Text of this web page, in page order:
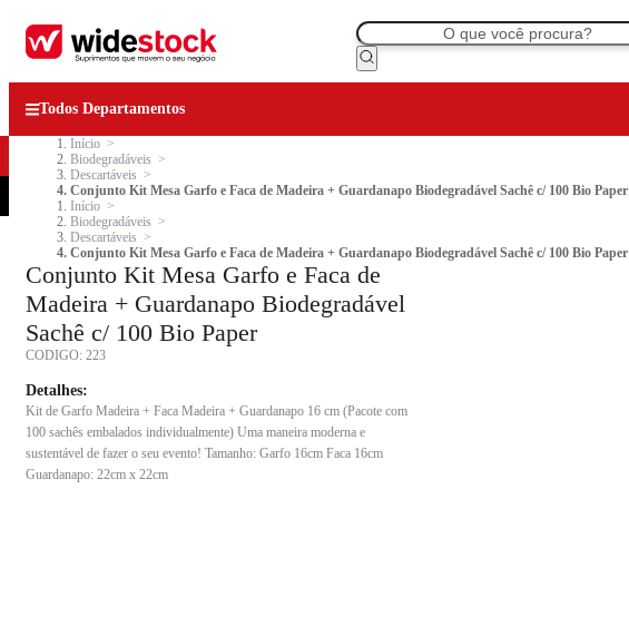
Todos Departamentos
Início
Biodegradáveis
Descartáveis
Conjunto Kit Mesa Garfo e Faca de Madeira + Guardanapo Biodegradável Sachê c/ 100 Bio Paper
Início
Biodegradáveis
Descartáveis
Conjunto Kit Mesa Garfo e Faca de Madeira + Guardanapo Biodegradável Sachê c/ 100 Bio Paper
Conjunto Kit Mesa Garfo e Faca de
Madeira + Guardanapo Biodegradável
Sachê c/ 100 Bio Paper
CODIGO: 223
Detalhes:
Kit de Garfo Madeira + Faca Madeira + Guardanapo 16 cm (Pacote com
100 sachês embalados individualmente) Uma maneira moderna e
sustentável de fazer o seu evento! Tamanho: Garfo 16cm Faca 16cm
Guardanapo: 22cm x 22cm